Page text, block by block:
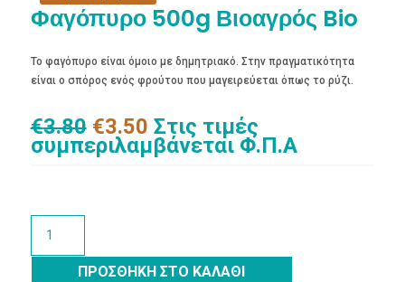
Φαγόπυρο 500g Βιοαγρός Bio
Το φαγόπυρο είναι όμοιο με δημητριακό. Στην πραγματικότητα
είναι ο σπόρος ενός φρούτου που μαγειρεύεται όπως το ρύζι.
€3.80 Original
price
was:
€3.50Η
τρέχουσα
τιμή
Στις τιμές
συμπεριλαμβάνεται Φ.Π.Α
500g
Βιοαγρός
ΠΡΟΣΘΉΚΗ ΣΤΟ ΚΑΛΆΘΙ